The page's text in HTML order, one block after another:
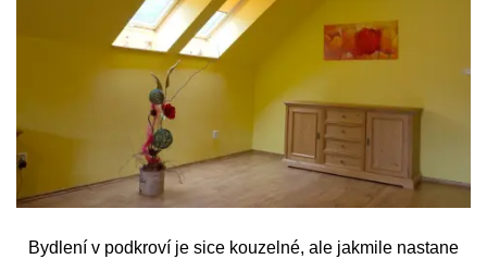
Bydlení v podkroví je sice kouzelné, ale jakmile nastane